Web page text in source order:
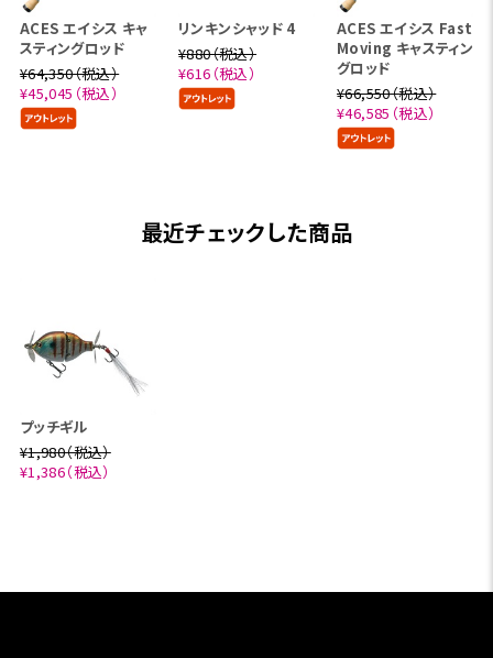
ACES エイシス キャ
スティングロッド
¥64,350（税込）
¥45,045（税込）
リンキンシャッド 4
¥880（税込）
¥616（税込）
ACES エイシス Fast
Moving キャスティン
グロッド
¥66,550（税込）
¥46,585（税込）
最近チェックした商品
プッチギル
¥1,980（税込）
¥1,386（税込）